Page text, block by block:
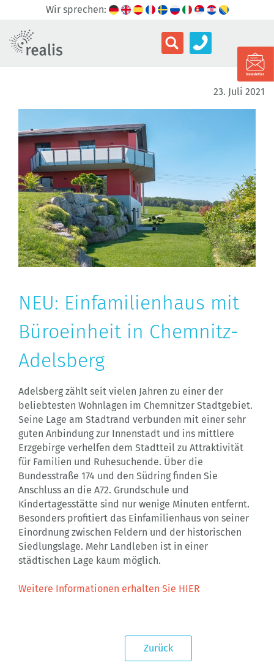
Wir sprechen:
23. Juli 2021
NEU: Einfamilienhaus mit
Büroeinheit in Chemnitz-
Adelsberg
Adelsberg zählt seit vielen Jahren zu einer der
beliebtesten Wohnlagen im Chemnitzer Stadtgebiet.
Seine Lage am Stadtrand verbunden mit einer sehr
guten Anbindung zur Innenstadt und ins mittlere
Erzgebirge verhelfen dem Stadtteil zu Attraktivität
für Familien und Ruhesuchende. Über die
Bundesstraße 174 und den Südring finden Sie
Anschluss an die A72. Grundschule und
Kindertagesstätte sind nur wenige Minuten entfernt.
Besonders profitiert das Einfamilienhaus von seiner
Einordnung zwischen Feldern und der historischen
Siedlungslage. Mehr Landleben ist in einer
städtischen Lage kaum möglich.
Weitere Informationen erhalten Sie HIER
Zurück